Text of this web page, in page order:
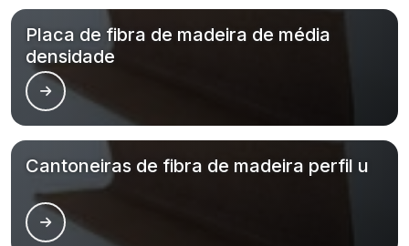
Placa de fibra de madeira de média
densidade
Cantoneiras de fibra de madeira perfil u